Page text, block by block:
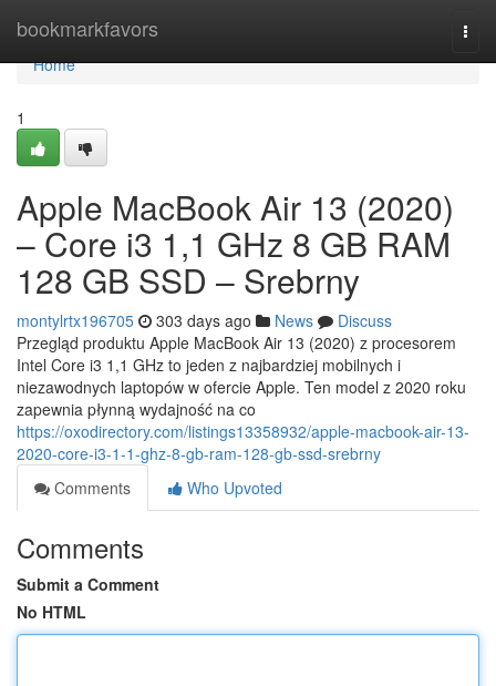
bookmarkfavors
Home
Home
1
Apple MacBook Air 13 (2020)
– Core i3 1,1 GHz 8 GB RAM
128 GB SSD – Srebrny
montylrtx196705 303 days ago News
Discuss
Przegląd produktu Apple MacBook Air 13 (2020) z procesorem
Intel Core i3 1,1 GHz to jeden z najbardziej mobilnych i
niezawodnych laptopów w ofercie Apple. Ten model z 2020 roku
zapewnia płynną wydajność na co
https://oxodirectory.com/listings13358932/apple-macbook-air-13-
2020-core-i3-1-1-ghz-8-gb-ram-128-gb-ssd-srebrny
Comments
Who Upvoted
Comments
Submit a Comment
No HTML